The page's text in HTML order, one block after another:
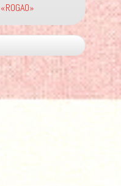
«ROGAO»